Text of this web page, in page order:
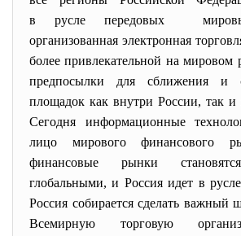
в русле передовых
организованная электронная
более привлекательной на мировом
предпосылки для сближения и
площадок как внутри России, так и
Сегодня информационные
лицо мирового финансового
финансовые рынки
глобальными, и Россия идет в
Россия собирается сделать важный
Всемирную торговую